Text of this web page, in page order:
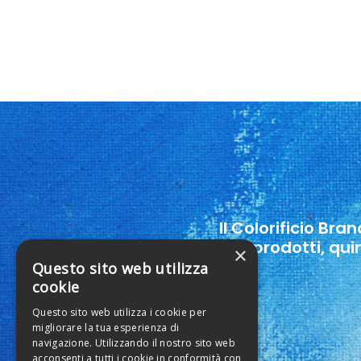
Il Colorificio
suoi prodotti,
×
Questo sito web utilizza
cookie
Questo sito web utilizza i cookie per
migliorare la tua esperienza di
navigazione. Utilizzando il nostro sito web
acconsenti a tutti i cookie in conformità con